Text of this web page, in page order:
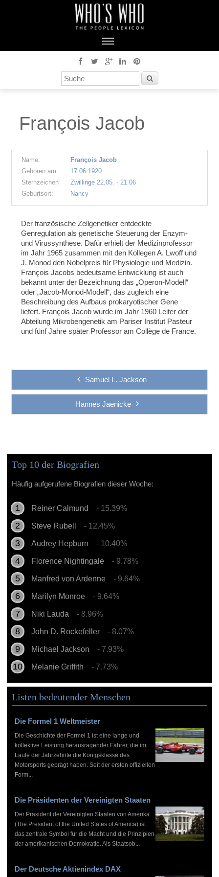
François Jacob
Name:
François Jacob
Geboren am:
17.06.1920
Sternzeichen
Zwillinge 22.05. - 21.06
Geburtsort:
Nancy
Der französische Zellgenetiker entdeckte
Genregulation als genetische Steuerung der Enzym-
und Virussynthese. Dafür erhielt der Medizinprofessor
im Jahr 1965 zusammen mit den Kollegen A. Lwoff und
J. Monod den Nobelpreis für Physiologie und Medizin.
François Jacobs bedeutsame Entwicklung ist auch
bekannt unter der Bezeichnung das „Operon-Modell“
oder „Jacob-Monod-Modell“, das zugleich eine
Beschreibung des Aufbaus prokaryotischer Gene
liefert. François Jacob wurde im Jahr 1960 Leiter der
Abteilung Mikrobengenetik am Pariser Institut Pasteur
und fünf Jahre später Professor am Collège de France.
Samuel L. Jackson
Hannes Jaenicke
Top 10 der Biografien
Häufig aufgerufene Biografien dieser Woche:
Reiner Calmund - 15.39%
Steve Rubell - 12.45%
Audrey Hepburn - 10.40%
Florence Nightingale - 9.78%
Manfred von Ardenne - 9.64%
Marilyn Monroe - 9.64%
Niki Lauda - 8.96%
John D. Rockefeller - 8.07%
Michael Jackson - 7.93%
Melanie Griffith - 7.73%
Listen bedeutender Menschen
Die Formel 1 Weltmeister
Die Geschichte der Formel 1 ist eine lange und
kollektive Leistung herausragender Fahrer, die im
Laufe der Jahrzehnte die Königsklasse des
Motorsports geprägt haben. Seit der ersten offiziellen
Form...
Die Präsidenten der Vereinigten Staaten
Der Präsident der Vereinigten Staaten von Amerika
(The President of the United States of America) ist
das zentrale Symbol für die Macht und die Prinzipien
der amerikanischen Demokratie. Als Staatsob...
Der Deutsche Aktienindex DAX